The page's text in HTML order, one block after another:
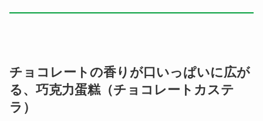
チョコレートの香りが口いっぱいに広が
る、巧克力蛋糕（チョコレートカステ
ラ）